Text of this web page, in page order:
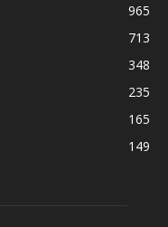
965
713
348
235
165
149